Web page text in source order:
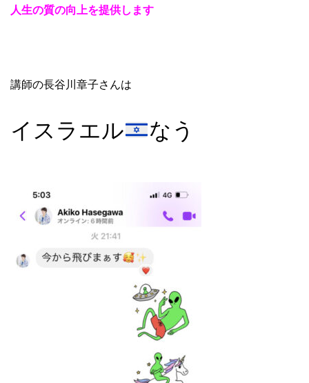
人生の質の向上を提供します
講師の長谷川章子さんは
イスラエル なう